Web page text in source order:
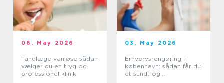
06. May 2026
Tandlæge vanløse sådan
vælger du en tryg og
professionel klinik
03. May 2026
Erhvervsrengøring i
københavn: sådan får du
et sundt og